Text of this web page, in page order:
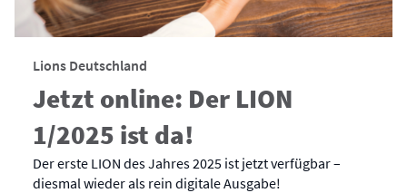
Lions Deutschland
Jetzt online: Der LION
1/2025 ist da!
Der erste LION des Jahres 2025 ist jetzt verfügbar –
diesmal wieder als rein digitale Ausgabe!